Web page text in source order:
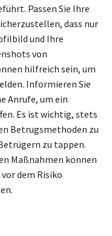
Passen Sie Ihre
dass nur
und Ihre
von
hilfreich sein, um
Informieren Sie
Anrufe, um ein
Es ist wichtig, stets
Betrugsmethoden zu
zu tappen.
Maßnahmen können
dem Risiko